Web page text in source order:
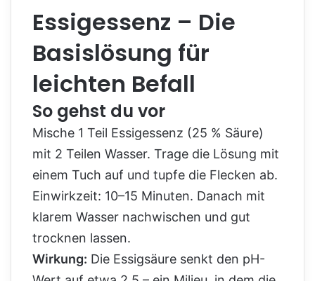
Essigessenz – Die
Basislösung für
leichten Befall
So gehst du vor
Mische 1 Teil Essigessenz (25 % Säure)
mit 2 Teilen Wasser. Trage die Lösung mit
einem Tuch auf und tupfe die Flecken ab.
Einwirkzeit: 10–15 Minuten. Danach mit
klarem Wasser nachwischen und gut
trocknen lassen.
Wirkung: Die Essigsäure senkt den pH-